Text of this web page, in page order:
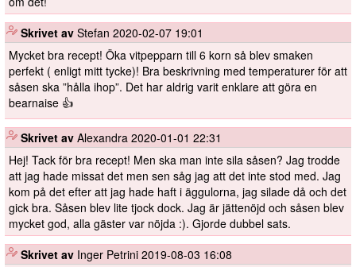
Skrivet av Stefan 2020-02-07 19:01
Mycket bra recept! Öka vitpepparn till 6 korn så blev smaken
perfekt ( enligt mitt tycke)! Bra beskrivning med temperaturer för att
såsen ska ”hålla ihop”. Det har aldrig varit enklare att göra en
bearnaise 👍
Skrivet av Alexandra 2020-01-01 22:31
Hej! Tack för bra recept! Men ska man inte sila såsen? Jag trodde
att jag hade missat det men sen såg jag att det inte stod med. Jag
kom på det efter att jag hade haft i äggulorna, jag silade då och det
gick bra. Såsen blev lite tjock dock. Jag är jättenöjd och såsen blev
mycket god, alla gäster var nöjda :). Gjorde dubbel sats.
Skrivet av Inger Petrini 2019-08-03 16:08